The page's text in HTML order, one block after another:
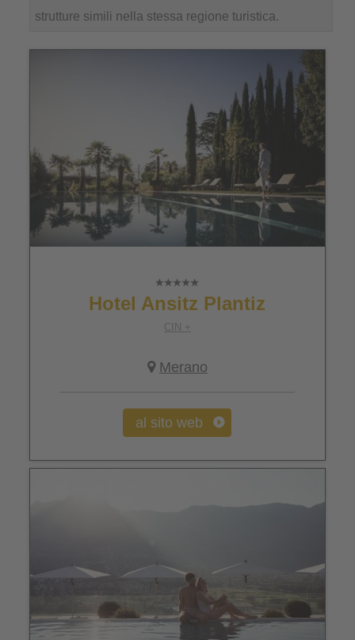
strutture simili nella stessa regione turistica.
Hotel Ansitz Plantiz
CIN +
Merano
al sito web